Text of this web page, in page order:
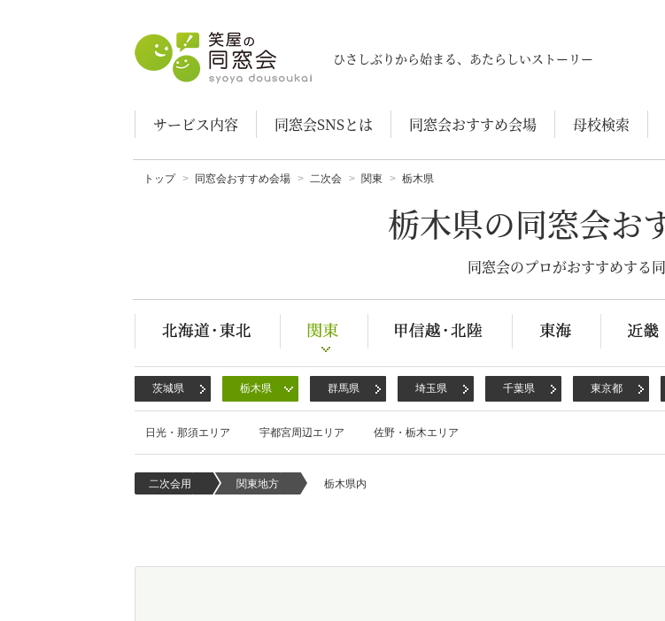
笑屋の同窓会
ひさしぶりから始まる、あたらしいストーリー
サービス内容 同窓会SNSとは 同窓会おすすめ会場 母校検索
トップ 同窓会おすすめ会場 二次会 関東 栃木県
栃木県の同窓会お
同窓会のプロがおすすめする
茨城県 栃木県 群馬県 埼玉県 千葉県 東京都
日光・那須エリア 宇都宮周辺エリア 佐野・栃木エリア
二次会用 関東地方 栃木県内